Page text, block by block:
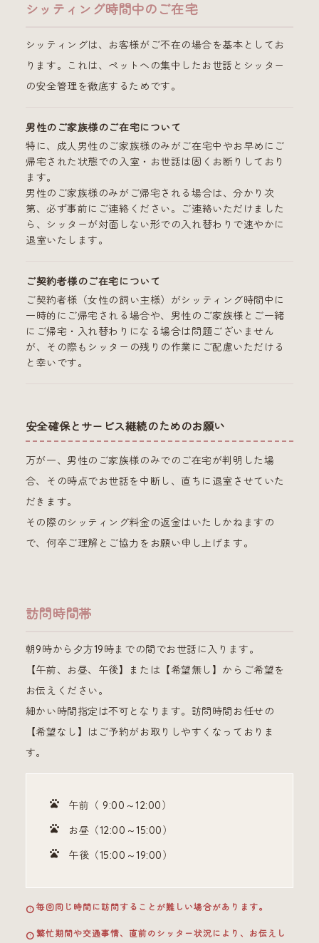
シッティング時間中のご在宅
シッティングは、お客様がご不在の場合を基本としてお
ります。これは、ペットへの集中したお世話とシッター
の安全管理を徹底するためです。
男性のご家族様のご在宅について
特に、成人男性のご家族様のみがご在宅中やお早めにご
帰宅された状態での入室・お世話は固くお断りしており
ます。
男性のご家族様のみがご帰宅される場合は、分かり次
第、必ず事前にご連絡ください。ご連絡いただけました
ら、シッターが対面しない形での入れ替わりで速やかに
退室いたします。
ご契約者様のご在宅について
ご契約者様（女性の飼い主様）がシッティング時間中に
一時的にご帰宅される場合や、男性のご家族様とご一緒
にご帰宅・入れ替わりになる場合は問題ございません
が、その際もシッターの残りの作業にご配慮いただける
と幸いです。
安全確保とサービス継続のためのお願い
万が一、男性のご家族様のみでのご在宅が判明した場
合、その時点でお世話を中断し、直ちに退室させていた
だきます。
その際のシッティング料金の返金はいたしかねますの
で、何卒ご理解とご協力をお願い申し上げます。
訪問時間帯
朝9時から夕方19時までの間でお世話に入ります。
【午前、お昼、午後】または【希望無し】からご希望を
お伝えください。
細かい時間指定は不可となります。訪問時間お任せの
【希望なし】はご予約がお取りしやすくなっておりま
す。
午前（ 9:00～12:00）
お昼（12:00～15:00）
午後（15:00～19:00）
毎回同じ時間に訪問することが難しい場合があります。
繁忙期間や交通事情、直前のシッター状況により、お伝えし